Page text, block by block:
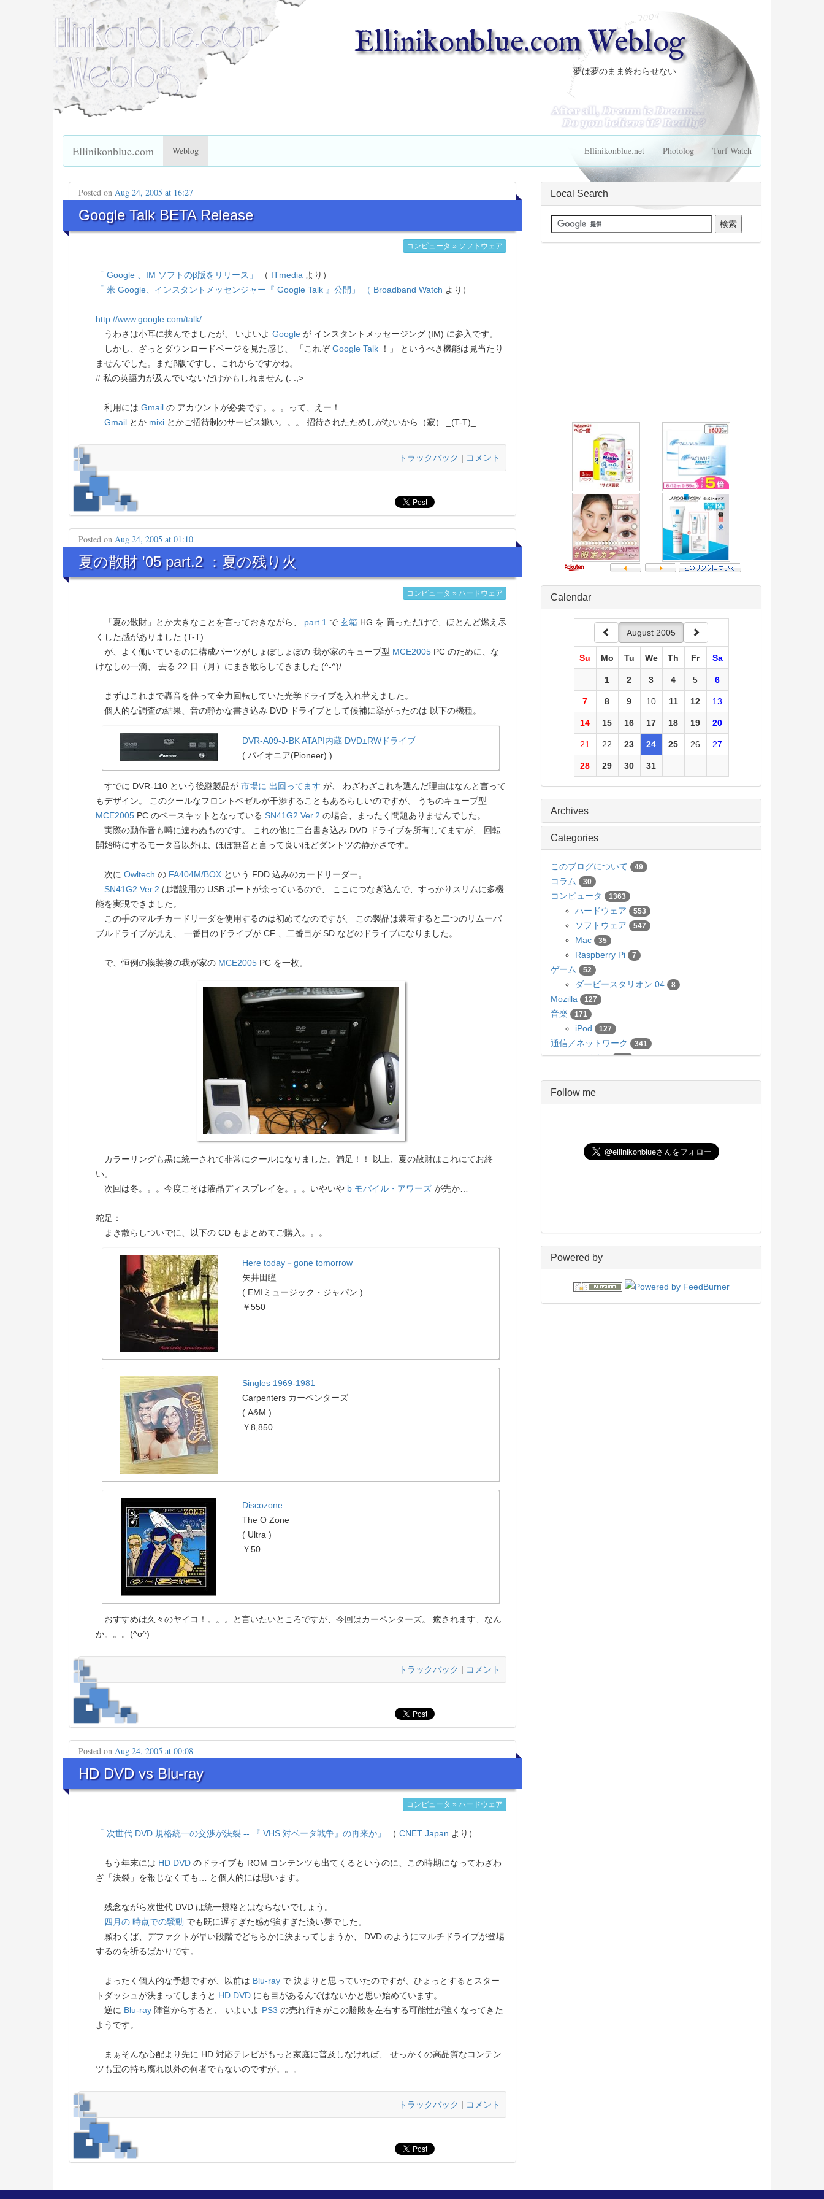
Ellinikonblue.com Weblog
夢は夢のまま終わらせない…
Ellinikonblue.com Weblog Ellinikonblue.net Photolog Turf Watch
Posted on Aug 24, 2005 at 16:27
Google Talk BETA Release
コンピュータ » ソフトウェア
「 Google 、IM ソフトのβ版をリリース」 （ ITmedia より）
「 米 Google、インスタントメッセンジャー『 Google Talk 』公開」 （ Broadband Watch より）
http://www.google.com/talk/
うわさは小耳に挟んでましたが、 いよいよ Google が インスタントメッセージング (IM) に参入です。
しかし、ざっとダウンロードページを見た感じ、 「これぞGoogle Talk ！」 というべき機能は見当たり
ませんでした。まだβ版ですし、これからですかね。
# 私の英語力が及んでいないだけかもしれません (. .;>
利用には Gmail の アカウントが必要です。。。って、えー！
Gmail とか mixi とかご招待制のサービス嫌い。。。 招待されたためしがないから（寂） _(T-T)_
トラックバック | コメント
Posted on Aug 24, 2005 at 01:10
夏の散財 '05 part.2 ：夏の残り火
コンピュータ » ハードウェア
「夏の散財」とか大きなことを言っておきながら、 part.1 で 玄箱 HG を 買っただけで、ほとんど燃え尽
くした感がありました (T-T)
が、よく働いているのに構成パーツがしょぼしょぼの 我が家のキューブ型 MCE2005 PC のために、な
けなしの一滴、 去る 22 日（月）にまき散らしてきました (^-^)/
まずはこれまで轟音を伴って全力回転していた光学ドライブを入れ替えました。
個人的な調査の結果、音の静かな書き込み DVD ドライブとして候補に挙がったのは 以下の機種。
DVR-A09-J-BK ATAPI内蔵 DVD±RWドライブ
( パイオニア(Pioneer) )
すでに DVR-110 という後継製品が 市場に 出回ってます が、 わざわざこれを選んだ理由はなんと言って
もデザイン。 このクールなフロントベゼルが干渉することもあるらしいのですが、 うちのキューブ型
MCE2005 PC のベースキットとなっている SN41G2 Ver.2 の場合、まったく問題ありませんでした。
実際の動作音も噂に違わぬものです。 これの他に二台書き込み DVD ドライブを所有してますが、 回転
開始時にするモータ音以外は、ほぼ無音と言って良いほどダントツの静かさです。
次に Owltech の FA404M/BOX という FDD 込みのカードリーダー。
SN41G2 Ver.2 は増設用の USB ポートが余っているので、 ここにつなぎ込んで、すっかりスリムに多機
能を実現できました。
この手のマルチカードリーダを使用するのは初めてなのですが、 この製品は装着すると二つのリムーバ
ブルドライブが見え、 一番目のドライブが CF 、二番目が SD などのドライブになりました。
で、恒例の換装後の我が家の MCE2005 PC を一枚。
カラーリングも黒に統一されて非常にクールになりました。満足！！ 以上、夏の散財はこれにてお終
い。
次回は冬。。。今度こそは液晶ディスプレイを。。。いやいや b モバイル・アワーズ が先か…
蛇足：
まき散らしついでに、以下の CD もまとめてご購入。。。
Here today－gone tomorrow
矢井田瞳
( EMIミュージック・ジャパン )
￥550
Singles 1969-1981
Carpenters カーペンターズ
( A&M )
￥8,850
Discozone
The O Zone
( Ultra )
￥50
おすすめは久々のヤイコ！。。。と言いたいところですが、今回はカーペンターズ。 癒されます、なん
か。。。(^o^)
トラックバック | コメント
Posted on Aug 24, 2005 at 00:08
HD DVD vs Blu-ray
コンピュータ » ハードウェア
「 次世代 DVD 規格統一の交渉が決裂 -- 『 VHS 対ベータ戦争』の再来か」 （ CNET Japan より）
もう年末には HD DVD のドライブも ROM コンテンツも出てくるというのに、この時期になってわざわ
ざ「決裂」を報じなくても… と個人的には思います。
残念ながら次世代 DVD は統一規格とはならないでしょう。
四月の 時点での騒動 でも既に遅すぎた感が強すぎた淡い夢でした。
願わくば、デファクトが早い段階でどちらかに決まってしまうか、 DVD のようにマルチドライブが登場
するのを祈るばかりです。
まったく個人的な予想ですが、以前は Blu-ray で 決まりと思っていたのですが、ひょっとするとスター
トダッシュが決まってしまうと HD DVD にも目があるんではないかと思い始めています。
逆に Blu-ray 陣営からすると、 いよいよ PS3 の売れ行きがこの勝敗を左右する可能性が強くなってきた
ようです。
まぁそんな心配より先に HD 対応テレビがもっと家庭に普及しなければ、 せっかくの高品質なコンテン
ツも宝の持ち腐れ以外の何者でもないのですが。。。
トラックバック | コメント
Local Search
Calendar
August 2005
Su Mo Tu We Th Fr Sa
1 2 3 4 5 6
7 8 9 10 11 12 13
14 15 16 17 18 19 20
21 22 23 24 25 26 27
28 29 30 31
Archives
Categories
このブログについて 49
コラム 30
コンピュータ 1363
ハードウェア 553
ソフトウェア 547
Mac 35
Raspberry Pi 7
ゲーム 52
ダービースタリオン 04 8
Mozilla 127
音楽 171
iPod 127
通信／ネットワーク 341
モバイル 136
Pico
UNIX 198
PukiWiki 18
日々の出来事 160
電子書籍
Follow me
Powered by